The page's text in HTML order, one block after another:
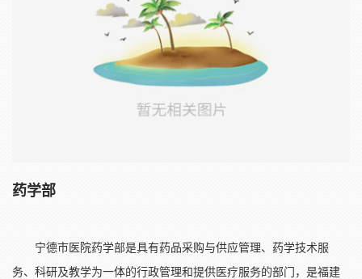
药学部
宁德市医院药学部是具有药品采购与供应管理、药学技术服
务、科研及教学为一体的行政管理和提供医疗服务的部门，是福建